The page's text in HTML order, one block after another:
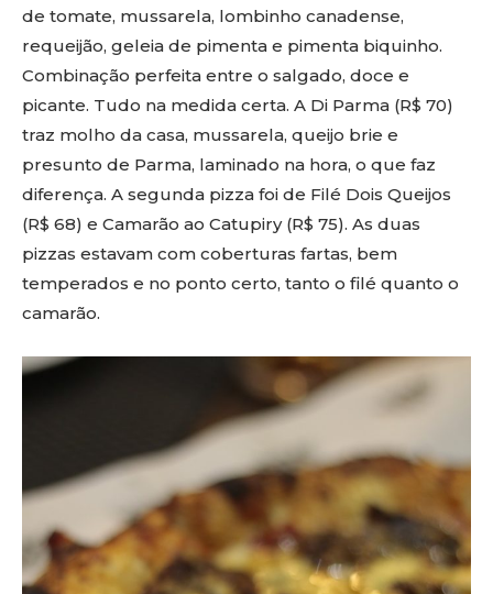
de tomate, mussarela, lombinho canadense,
requeijão, geleia de pimenta e pimenta biquinho.
Combinação perfeita entre o salgado, doce e
picante. Tudo na medida certa. A Di Parma (R$ 70)
traz molho da casa, mussarela, queijo brie e
presunto de Parma, laminado na hora, o que faz
diferença. A segunda pizza foi de Filé Dois Queijos
(R$ 68) e Camarão ao Catupiry (R$ 75). As duas
pizzas estavam com coberturas fartas, bem
temperados e no ponto certo, tanto o filé quanto o
camarão.